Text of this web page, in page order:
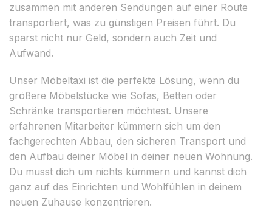
zusammen mit anderen Sendungen auf einer Route
transportiert, was zu günstigen Preisen führt. Du
sparst nicht nur Geld, sondern auch Zeit und
Aufwand.
Unser Möbeltaxi ist die perfekte Lösung, wenn du
größere Möbelstücke wie Sofas, Betten oder
Schränke transportieren möchtest. Unsere
erfahrenen Mitarbeiter kümmern sich um den
fachgerechten Abbau, den sicheren Transport und
den Aufbau deiner Möbel in deiner neuen Wohnung.
Du musst dich um nichts kümmern und kannst dich
ganz auf das Einrichten und Wohlfühlen in deinem
neuen Zuhause konzentrieren.